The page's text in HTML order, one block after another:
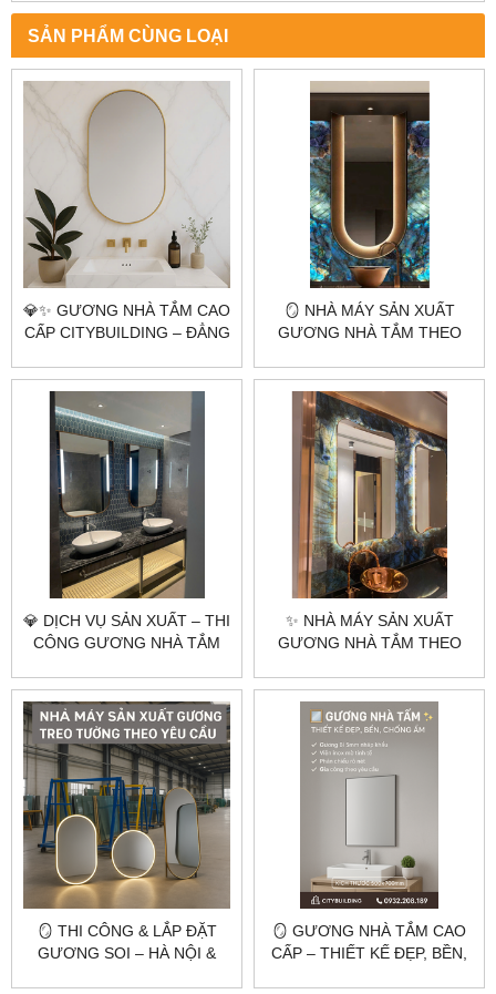
SẢN PHẨM CÙNG LOẠI
💎✨ GƯƠNG NHÀ TẮM CAO
CẤP CITYBUILDING – ĐẲNG
HOÀN HẢO ✨💎
🪞 NHÀ MÁY SẢN XUẤT
GƯƠNG NHÀ TẮM THEO
CHUYÊN GIA GƯƠNG CAO
CẤP HÀ NỘI & TP.HCM
💎 DỊCH VỤ SẢN XUẤT – THI
CÔNG GƯƠNG NHÀ TẮM
PVD | CITYBUILDING HÀ
NỘI & TP.HCM
✨ NHÀ MÁY SẢN XUẤT
GƯƠNG NHÀ TẮM THEO
CITYBUILDING
🪞 THI CÔNG & LẮP ĐẶT
GƯƠNG SOI – HÀ NỘI &
🪞 GƯƠNG NHÀ TẮM CAO
CẤP – THIẾT KẾ ĐẸP, BỀN,